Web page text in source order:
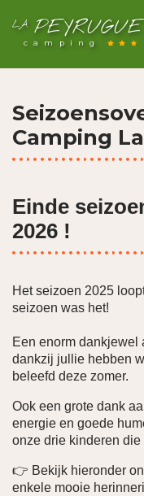
LAPEYRUGUE
camping
Camping
Einde
2026 !
Het seizoen 2025
seizoen was het!
Een enorm dankjewel
dankzij jullie hebben
beleefd deze zomer.
Ook een grote dank
energie en goede
onze drie kinderen
👉 Bekijk hieronder
enkele mooie